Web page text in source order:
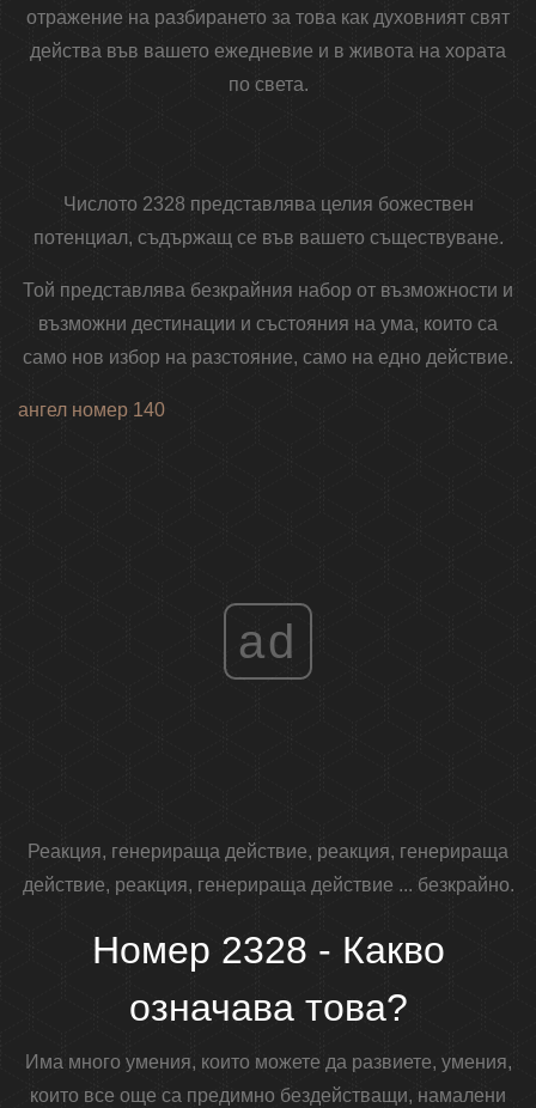
отражение на разбирането за това как духовният свят
действа във вашето ежедневие и в живота на хората
по света.
Числото 2328 представлява целия божествен
потенциал, съдържащ се във вашето съществуване.
Той представлява безкрайния набор от възможности и
възможни дестинации и състояния на ума, които са
само нов избор на разстояние, само на едно действие.
ангел номер 140
ad
Реакция, генерираща действие, реакция, генерираща
действие, реакция, генерираща действие ... безкрайно.
Номер 2328 - Какво
означава това?
Има много умения, които можете да развиете, умения,
които все още са предимно бездействащи, намалени